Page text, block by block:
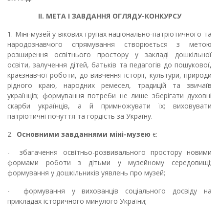
ІІ. МЕТА І ЗАВДАННЯ ОГЛЯДУ-КОНКУРСУ
1. Міні-музей у вікових групах національно-патріотичного та
народознавчого спрямування створюється з метою
розширення освітнього простору у закладі дошкільної
освіти, залучення дітей, батьків та педагогів до пошукової,
краєзнавчої роботи, до вивчення історії, культури, природи
рідного краю, народних ремесел, традицій та звичаїв
українців; формування потреби не лише зберігати духовні
скарби українців, а й примножувати їх; виховувати
патріотичні почуття та гордість за Україну.
2. Основними завданнями міні-музею є:
-
збагачення освітньо-розвивального простору новими
формами роботи з дітьми у музейному середовищі;
формування у дошкільників уявлень про музей;
-
формування у вихованців соціального досвіду на
прикладах історичного минулого України;